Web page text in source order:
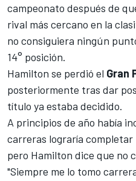
campeonato después de
rival más cercano en la
no consiguiera ningún
14° posición.
Hamilton se perdió el Gran
posteriormente tras dar
título ya estaba decidido.
A principios de año había
carreras lograría completar
pero Hamilton dice que no
"Siempre me lo tomo